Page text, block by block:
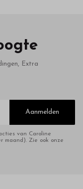
Extra
Aanmelden
van Caroline
maand). Zie ook onze